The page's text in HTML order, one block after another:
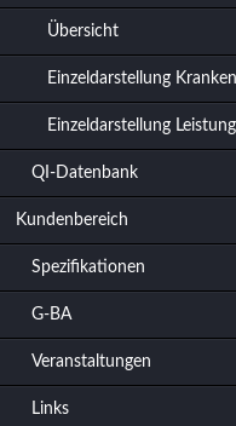
Übersicht
Einzeldarstellung
Einzeldarstellung
QI-Datenbank
Kundenbereich
Spezifikationen
G-BA
Veranstaltungen
Links